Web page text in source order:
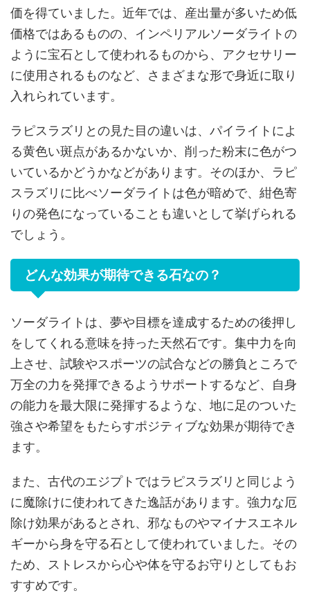
価を得ていました。近年では、産出量が多いため低
価格ではあるものの、インペリアルソーダライトの
ように宝石として使われるものから、アクセサリー
に使用されるものなど、さまざまな形で身近に取り
入れられています。
ラピスラズリとの見た目の違いは、パイライトによ
る黄色い斑点があるかないか、削った粉末に色がつ
いているかどうかなどがあります。そのほか、ラピ
スラズリに比べソーダライトは色が暗めで、紺色寄
りの発色になっていることも違いとして挙げられる
でしょう。
どんな効果が期待できる石なの？
ソーダライトは、夢や目標を達成するための後押し
をしてくれる意味を持った天然石です。集中力を向
上させ、試験やスポーツの試合などの勝負ところで
万全の力を発揮できるようサポートするなど、自身
の能力を最大限に発揮するような、地に足のついた
強さや希望をもたらすポジティブな効果が期待でき
ます。
また、古代のエジプトではラピスラズリと同じよう
に魔除けに使われてきた逸話があります。強力な厄
除け効果があるとされ、邪なものやマイナスエネル
ギーから身を守る石として使われていました。その
ため、ストレスから心や体を守るお守りとしてもお
すすめです。